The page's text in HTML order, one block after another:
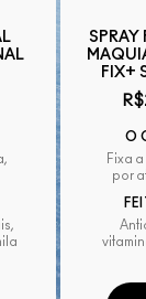
SPRAY
FIX+
O
Fixa
por